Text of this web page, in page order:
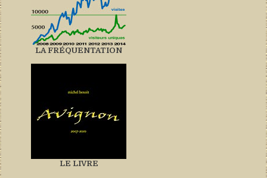
LA FRÉQUENTATION
LE LIVRE